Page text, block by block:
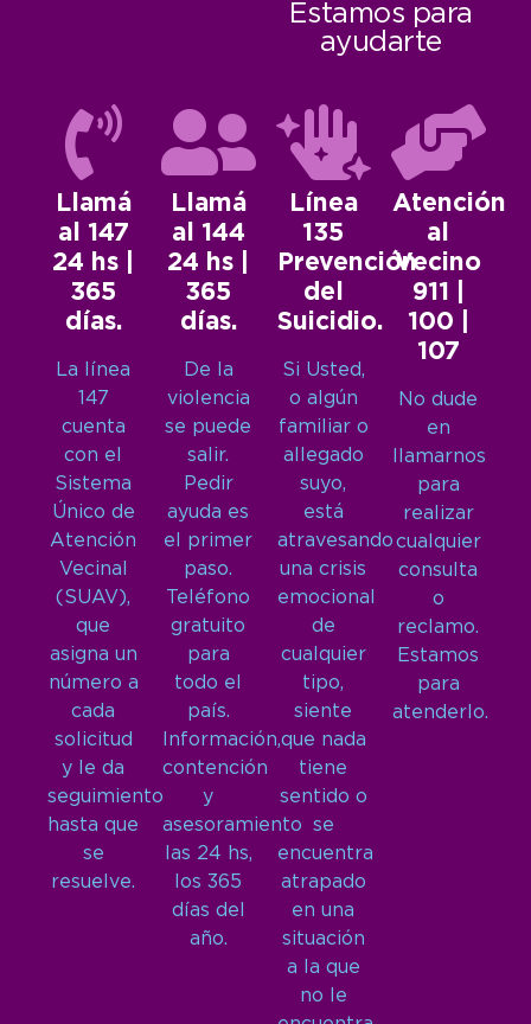
Estamos para
ayudarte
Llamá
al 147
24 hs |
365
días.
La línea
147
cuenta
con el
Sistema
Único de
Atención
Vecinal
(SUAV),
que
asigna un
número a
cada
solicitud
y le da
seguimiento
hasta que
se
resuelve.
Llamá
al 144
24 hs |
365
días.
De la
violencia
se puede
salir.
Pedir
ayuda es
el primer
paso.
Teléfono
gratuito
para
todo el
país.
Información,
contención
y
asesoramiento
las 24 hs,
los 365
días del
año.
Línea
135
Prevención
del
Suicidio.
Si Usted,
o algún
familiar o
allegado
suyo,
está
atravesando
una crisis
emocional
de
cualquier
tipo,
siente
que nada
tiene
sentido o
se
encuentra
atrapado
en una
situación
a la que
no le
Atención
al
Vecino
911 |
100 |
107
No dude
en
llamarnos
para
realizar
cualquier
consulta
o
reclamo.
Estamos
para
atenderlo.